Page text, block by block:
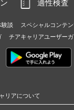
適性検査
験談 スペシャルコンテ
チアキャリアユーザー
リアについて